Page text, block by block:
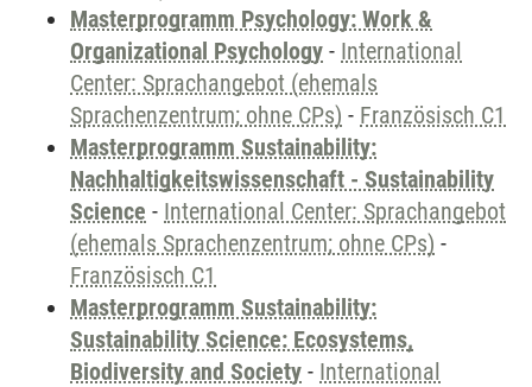
Masterprogramm Psychology: Work &
Organizational Psychology - International
Center: Sprachangebot (ehemals
Sprachenzentrum; ohne CPs) - Französisch C1
Masterprogramm Sustainability:
Nachhaltigkeitswissenschaft - Sustainability
Science - International Center: Sprachangebot
(ehemals Sprachenzentrum; ohne CPs) -
Französisch C1
Masterprogramm Sustainability:
Sustainability Science: Ecosystems,
Biodiversity and Society - International